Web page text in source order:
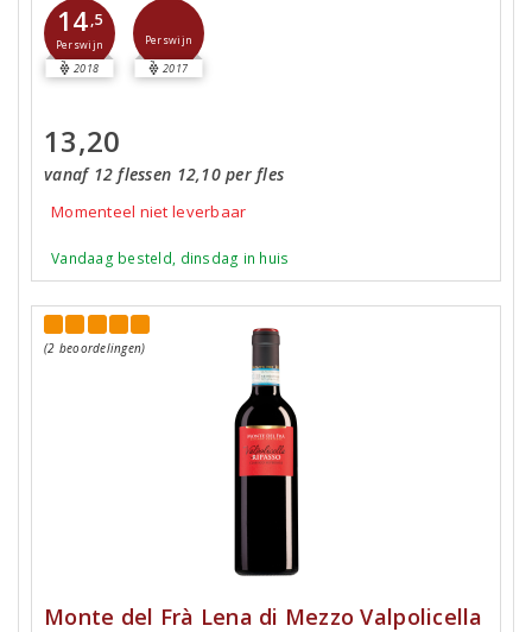
14,5
Perswijn
2018
Perswijn
2017
13,20
vanaf 12 flessen 12,10 per fles
Momenteel niet leverbaar
Vandaag besteld, dinsdag in huis
(2 beoordelingen)
Monte del Frà Lena di Mezzo Valpolicella